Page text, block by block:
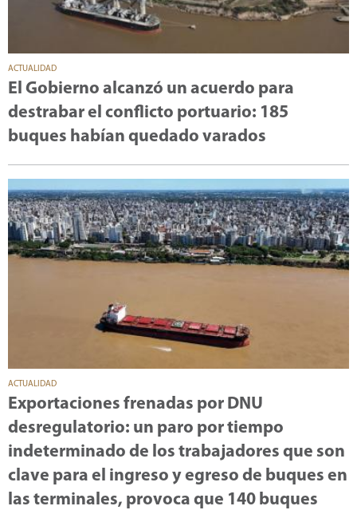
ACTUALIDAD
El Gobierno alcanzó un acuerdo para
destrabar el conflicto portuario: 185
buques habían quedado varados
ACTUALIDAD
Exportaciones frenadas por DNU
desregulatorio: un paro por tiempo
indeterminado de los trabajadores que son
clave para el ingreso y egreso de buques en
las terminales, provoca que 140 buques